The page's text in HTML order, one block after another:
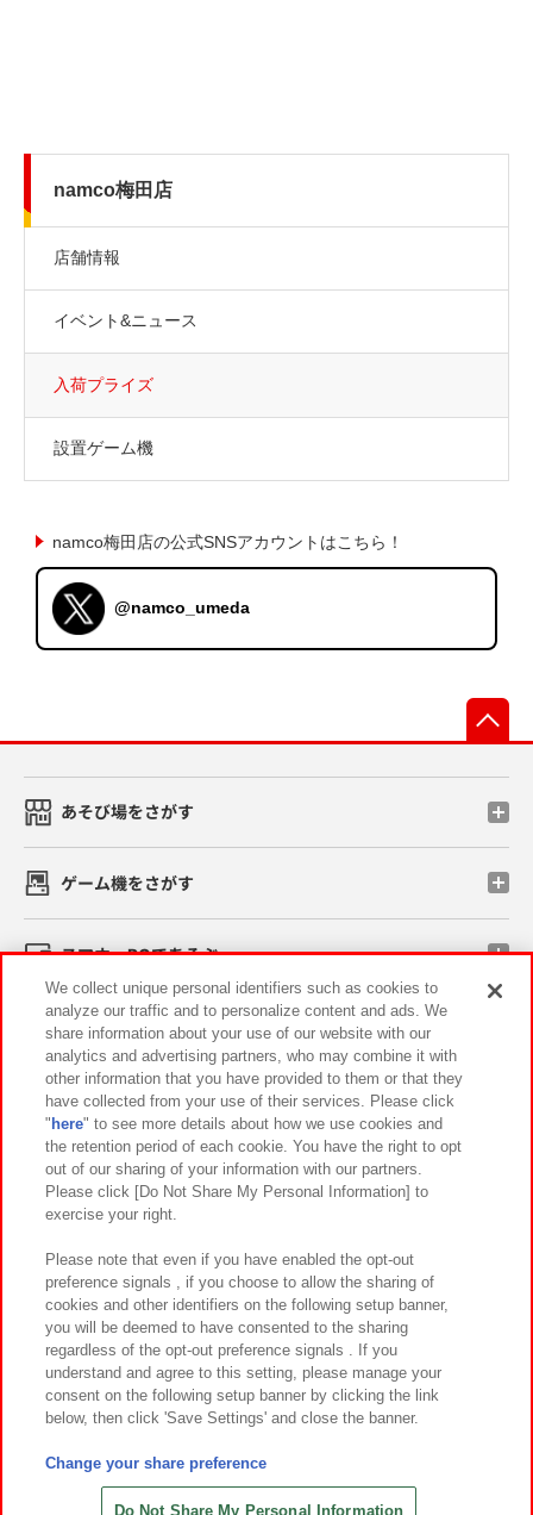
namco梅田店
店舗情報
イベント&ニュース
入荷プライズ
設置ゲーム機
namco梅田店の公式SNSアカウントはこちら！
@namco_umeda
あそび場をさがす
ゲーム機をさがす
スマホ・PCであそぶ
イベント・キャンペーン
関連会社 サステナビリティ サイトポリシー
プライバシーポリシー ウェブアクセシビリティ方針と検証結果
お取引先さまとともに
カスタマーハラスメント対応方針 よくあるご質問・お問い合わせ
©Bandai Namco Amusement Inc.
©Bandai Namco Amusement Lab Inc.
©HANAYASHIKI Co., Ltd. All Rights Reserved.
We collect unique personal identifiers such as cookies to
analyze our traffic and to personalize content and ads. We
share information about your use of our website with our
analytics and advertising partners, who may combine it with
other information that you have provided to them or that they
have collected from your use of their services. Please click
" here" to see more details about how we use cookies and
the retention period of each cookie. You have the right to opt
out of our sharing of your information with our partners.
Please click [Do Not Share My Personal Information] to
exercise your right.
Please note that even if you have enabled the opt-out
preference signals , if you choose to allow the sharing of
cookies and other identifiers on the following setup banner,
you will be deemed to have consented to the sharing
regardless of the opt-out preference signals . If you
understand and agree to this setting, please manage your
consent on the following setup banner by clicking the link
below, then click 'Save Settings' and close the banner.
Change your share preference
Do Not Share My Personal Information